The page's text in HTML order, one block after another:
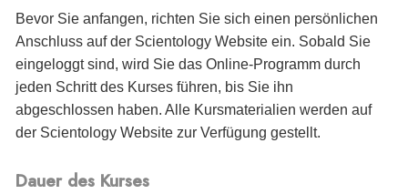
Bevor Sie anfangen, richten Sie sich einen persönlichen
Anschluss auf der Scientology Website ein. Sobald Sie
eingeloggt sind, wird Sie das Online-Programm durch
jeden Schritt des Kurses führen, bis Sie ihn
abgeschlossen haben. Alle Kursmaterialien werden auf
der Scientology Website zur Verfügung gestellt.
Dauer des Kurses